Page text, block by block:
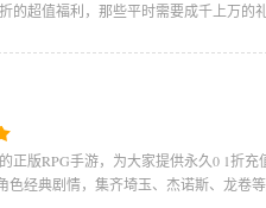
的超值福利，那些平时需要成千上万的
版RPG手游，为大家提供永久0 1折充
经典剧情，集齐埼玉、杰诺斯、龙卷